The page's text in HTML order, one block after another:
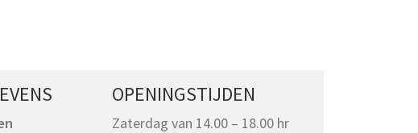
OPENINGSTIJDEN
Zaterdag van 14.00 – 18.00 hr